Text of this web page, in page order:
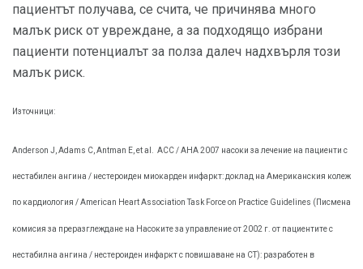
пациентът получава, се счита, че причинява много
малък риск от увреждане, а за подходящо избрани
пациенти потенциалът за полза далеч надхвърля този
малък риск.
Източници:
Anderson J, Adams С, Antman Е, et al. ACC / AHA 2007 насоки за лечение на пациенти с
нестабилен ангина / нестероиден миокарден инфаркт: доклад на Американския колеж
по кардиология / American Heart Association Task Force on Practice Guidelines (Писмена
комисия за преразглеждане на Насоките за управление от 2002 г. от пациентите с
нестабилна ангина / нестероиден инфаркт с повишаване на СТ): разработен в